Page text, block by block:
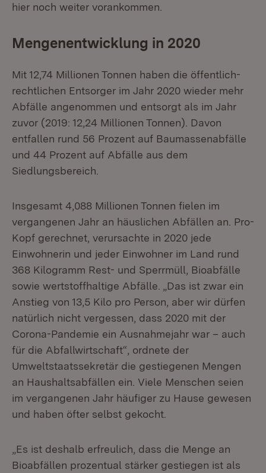
hier noch weiter vorankommen.
Mengenentwicklung in 2020
Mit 12,74 Millionen Tonnen haben die öffentlich-
rechtlichen Entsorger im Jahr 2020 wieder mehr
Abfälle angenommen und entsorgt als im Jahr
zuvor (2019: 12,24 Millionen Tonnen). Davon
entfallen rund 56 Prozent auf Baumassenabfälle
und 44 Prozent auf Abfälle aus dem
Siedlungsbereich.
Insgesamt 4,088 Millionen Tonnen fielen im
vergangenen Jahr an häuslichen Abfällen an. Pro-
Kopf gerechnet, verursachte in 2020 jede
Einwohnerin und jeder Einwohner im Land rund
368 Kilogramm Rest- und Sperrmüll, Bioabfälle
sowie wertstoffhaltige Abfälle. „Das ist zwar ein
Anstieg von 13,5 Kilo pro Person, aber wir dürfen
natürlich nicht vergessen, dass 2020 mit der
Corona-Pandemie ein Ausnahmejahr war – auch
für die Abfallwirtschaft“, ordnete der
Umweltstaatssekretär die gestiegenen Mengen
an Haushaltsabfällen ein. Viele Menschen seien
im vergangenen Jahr häufiger zu Hause gewesen
und haben öfter selbst gekocht.
„Es ist deshalb erfreulich, dass die Menge an
Bioabfällen prozentual stärker gestiegen ist als